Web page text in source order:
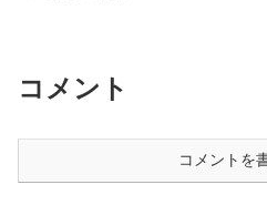
コメント
コメントを